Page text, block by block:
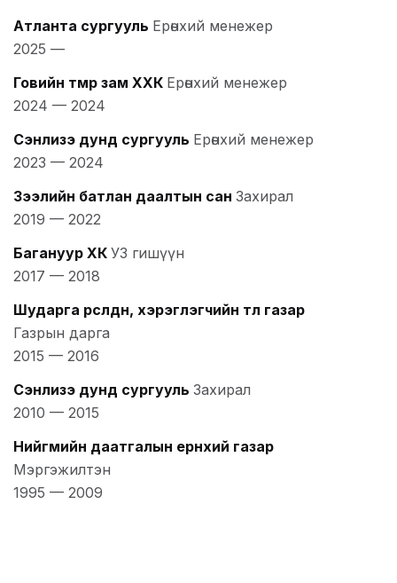
Атланта сургууль Ерөнхий менежер
2025 —
Говийн төмөр зам ХХК Ерөнхий менежер
2024 — 2024
Сэнлизэ дунд сургууль Ерөнхий менежер
2023 — 2024
Зээлийн батлан даалтын сан Захирал
2019 — 2022
Багануур ХК УЗ гишүүн
2017 — 2018
Шударга өрсөлдөөн, хэрэглэгчийн төлөө газар
Газрын дарга
2015 — 2016
Сэнлизэ дунд сургууль Захирал
2010 — 2015
Нийгмийн даатгалын ерөнхий газар
Мэргэжилтэн
1995 — 2009